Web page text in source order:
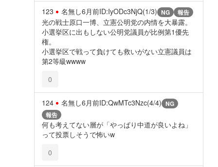
123 名無し6月前ID:IyODc3NjQ(1/3) NG 報告
光の戦士原口一博、立憲公明党の内情を大暴露。
小選挙区に出もしない公明党議員が比例第1優先
権。
小選挙区で戦って負けても救いがない立憲議員は
第2等級wwww
0
124 名無し6月前ID:QwMTc3Nzc(4/4) NG
報告
何も考えてない層が「やっぱり中道が良いよね」
って投票しそうで怖いw
0